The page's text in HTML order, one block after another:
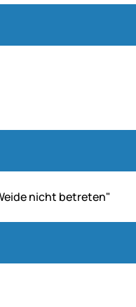
nicht betreten"